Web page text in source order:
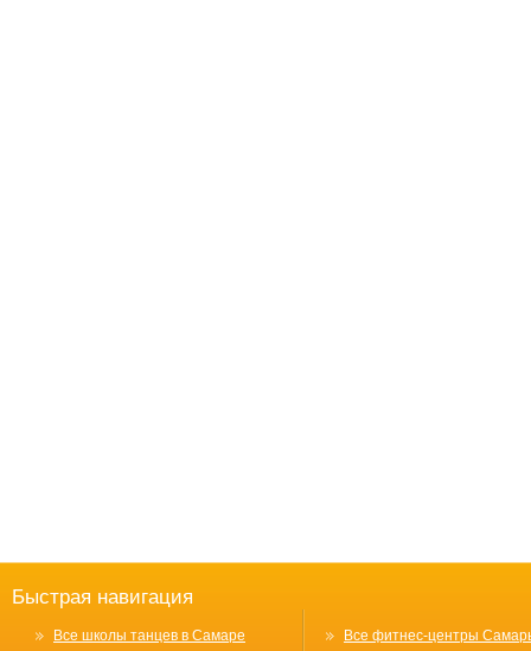
Быстрая навигация
Все школы танцев в Самаре
Все фитнес-центры